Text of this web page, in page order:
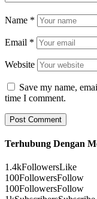
Name *
Email *
Website
Save my name,
time I comment.
Terhubung Dengan
1.4kFollowersLike
100FollowersFollow
100FollowersFollow